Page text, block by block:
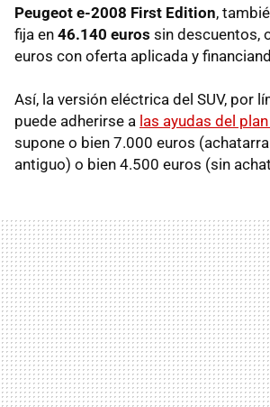
Peugeot e-2008 First Edition,
fija en 46.140 euros sin descuentos,
euros con oferta aplicada y
Así, la versión eléctrica del SUV, por
puede adherirse a las ayudas del
supone o bien 7.000 euros
antiguo) o bien 4.500 euros (sin